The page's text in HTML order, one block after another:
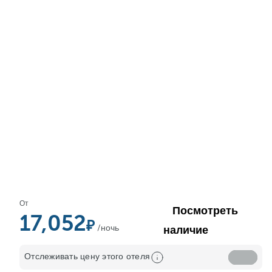
От
17,052 /ночь
Посмотреть
наличие
Отслеживать цену этого отеля